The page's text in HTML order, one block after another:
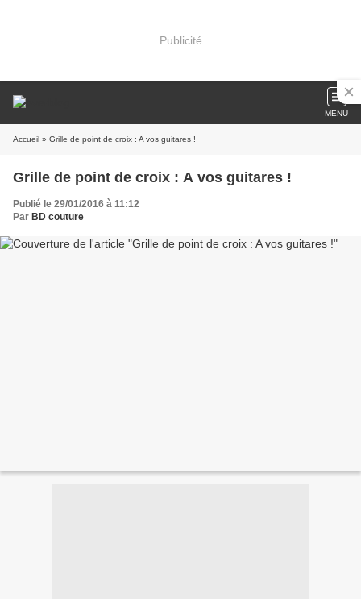
Publicité
MENU
Accueil » Grille de point de croix : A vos guitares !
Grille de point de croix : A vos guitares !
Publié le 29/01/2016 à 11:12
Par BD couture